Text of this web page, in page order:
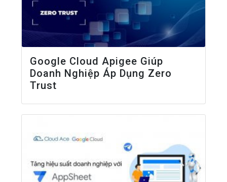
Google Cloud Apigee Giúp
Doanh Nghiệp Áp Dụng Zero
Trust